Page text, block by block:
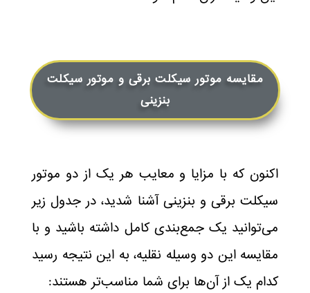
مقایسه موتور سیکلت برقی و موتور سیکلت
بنزینی
اکنون که با مزایا و معایب هر یک از دو موتور
سیکلت برقی و بنزینی آشنا شدید، در جدول زیر
می‌توانید یک جمع‌بندی کامل داشته باشید و با
مقایسه این دو وسیله نقلیه، به این نتیجه رسید
کدام یک از آن‌ها برای شما مناسب‌تر هستند: